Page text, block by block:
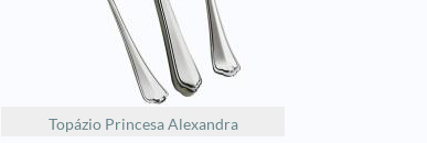
Topázio Princesa Alexandra